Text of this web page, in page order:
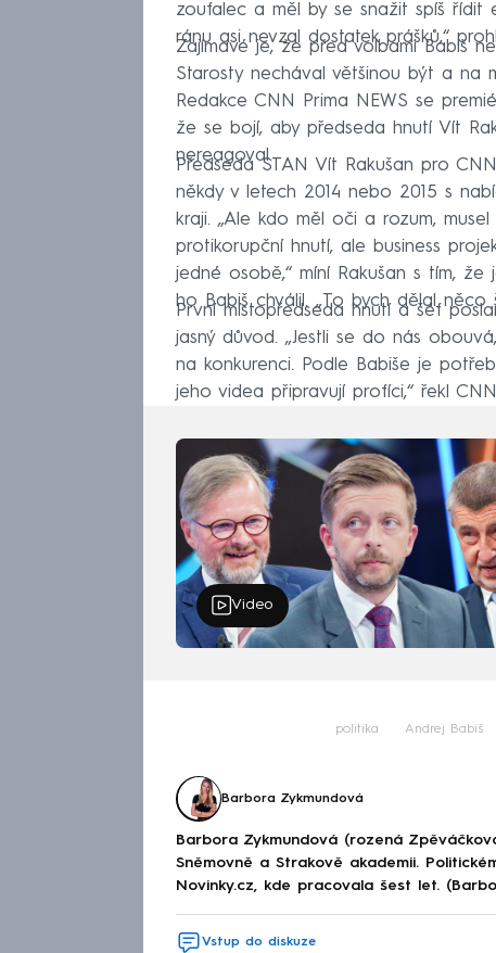
zoufalec a měl by se snažit spíš řídit
ránu asi nevzal dostatek prášků,“
Zajímavé je, že před volbami Babiš
Starosty nechával většinou být a na
Redakce CNN Prima NEWS se
že se bojí, aby předseda hnutí Vít
nereagoval.
Předseda STAN Vít Rakušan pro
někdy v letech 2014 nebo 2015 s
kraji. „Ale kdo měl oči a rozum,
protikorupční hnutí, ale business
jedné osobě,“ míní Rakušan s tím,
ho Babiš chválil. „To bych dělal něco
První místopředseda hnutí a šéf
jasný důvod. „Jestli se do nás
na konkurenci. Podle Babiše je
jeho videa připravují profíci,“ řekl
Video
politika Andrej Babiš
Barbora Zykmundová
Barbora Zykmundová (rozená
Sněmovně a Strakově akademii.
Novinky.cz, kde pracovala šest let.
Vstup do diskuze